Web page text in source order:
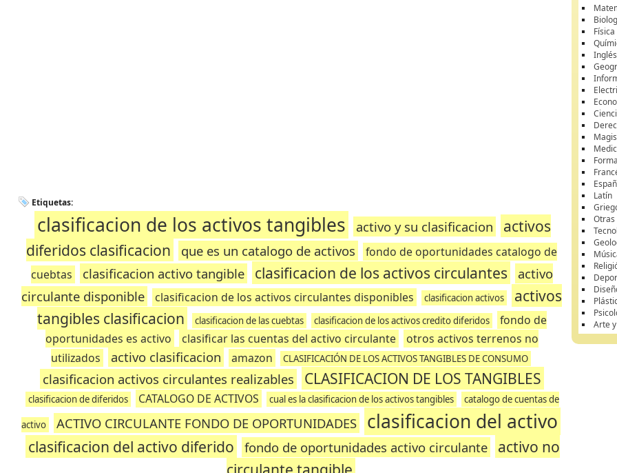
Etiquetas:
clasificacion de los activos tangibles activo y su clasificacion
activos
diferidos clasificacion
que es un catalogo de activos
fondo de oportunidades catalogo de
cuebtas
clasificacion activo tangible clasificacion de los activos circulantes
activo
circulante disponible
clasificacion de los activos circulantes disponibles clasificacion activos
activos
tangibles clasificacion
clasificacion de las cuebtas clasificacion de los activos credito diferidos
fondo de
oportunidades es activo
clasificar las cuentas del activo circulante
otros activos terrenos no
utilizados
activo clasificacion amazon CLASIFICACIÓN DE LOS ACTIVOS TANGIBLES DE CONSUMO
clasificacion activos circulantes realizables CLASIFICACION DE LOS TANGIBLES
clasificacion de diferidos CATALOGO DE ACTIVOS cual es la clasificacion de los activos tangibles catalogo de cuentas de
activo ACTIVO CIRCULANTE FONDO DE OPORTUNIDADES clasificacion del activo
clasificacion del activo diferido fondo de oportunidades activo circulante
activo no
Física
Inglés
Latín
Arte